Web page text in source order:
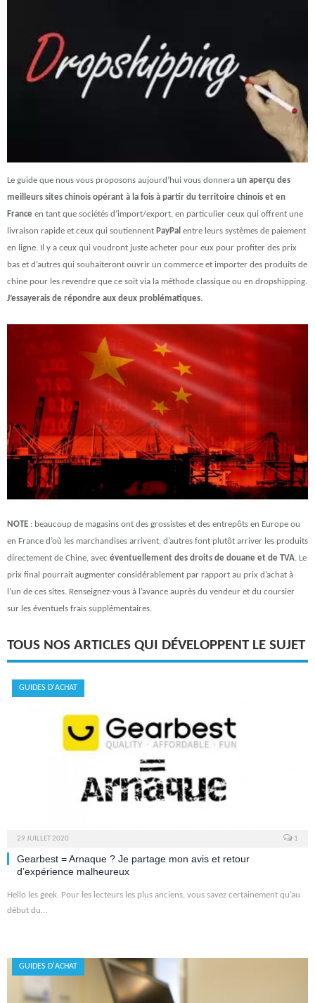
Le guide que nous vous proposons aujourd’hui vous donnera un aperçu des
meilleurs sites chinois opérant à la fois à partir du territoire chinois et en
France en tant que sociétés d’import/export, en particulier ceux qui offrent une
livraison rapide et ceux qui soutiennent PayPal entre leurs systèmes de paiement
en ligne. Il y a ceux qui voudront juste acheter pour eux pour profiter des prix
bas et d’autres qui souhaiteront ouvrir un commerce et importer des produits de
chine pour les revendre que ce soit via la méthode classique ou en dropshipping.
J’essayerais de répondre aux deux problématiques.
NOTE : beaucoup de magasins ont des grossistes et des entrepôts en Europe ou
en France d’où les marchandises arrivent, d’autres font plutôt arriver les produits
directement de Chine, avec éventuellement des droits de douane et de TVA. Le
prix final pourrait augmenter considérablement par rapport au prix d’achat à
l’un de ces sites. Renseignez-vous à l’avance auprès du vendeur et du coursier
sur les éventuels frais supplémentaires.
TOUS NOS ARTICLES QUI DÉVELOPPENT LE SUJET
GUIDES D'ACHAT
29 JUILLET 2020 1
Gearbest = Arnaque ? Je partage mon avis et retour
d’expérience malheureux
Hello les geek. Pour les lecteurs les plus anciens, vous savez certainement qu’au
début du…
GUIDES D'ACHAT